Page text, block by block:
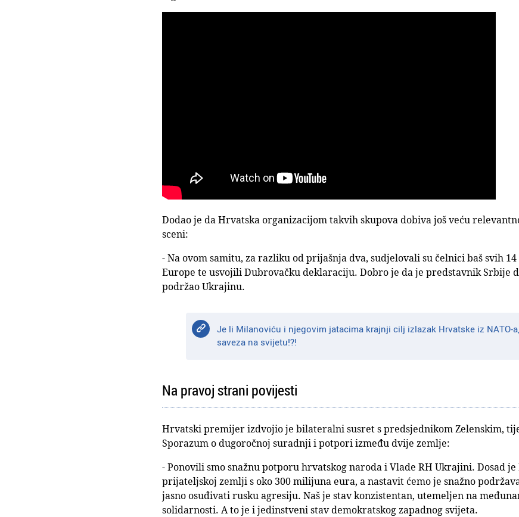
Dodao je da Hrvatska organizacijom takvih skupova dobiva još veću
sceni:
- Na ovom samitu, za razliku od prijašnja dva, sudjelovali su čelnici baš svih
Europe te usvojili Dubrovačku deklaraciju. Dobro je da je predstavnik Srbije
podržao Ukrajinu.
Je li Milanoviću i njegovim jatacima krajnji cilj izlazak Hrvatske iz NATO-
saveza na svijetu!?!
Na pravoj strani povijesti
Hrvatski premijer izdvojio je bilateralni susret s predsjednikom Zelenskim,
Sporazum o dugoročnoj suradnji i potpori između dvije zemlje:
- Ponovili smo snažnu potporu hrvatskog naroda i Vlade RH Ukrajini. Dosad
prijateljskoj zemlji s oko 300 milijuna eura, a nastavit ćemo je snažno
jasno osuđivati rusku agresiju. Naš je stav konzistentan, utemeljen na
solidarnosti. A to je i jedinstveni stav demokratskog zapadnog svijeta.